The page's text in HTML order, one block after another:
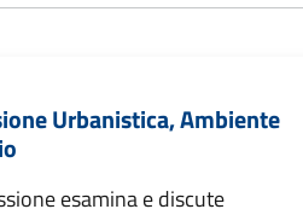
Urbanistica, Ambiente
esamina e discute